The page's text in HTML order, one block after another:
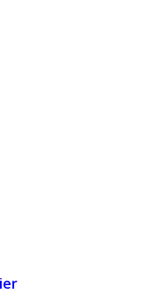
active à
la structure